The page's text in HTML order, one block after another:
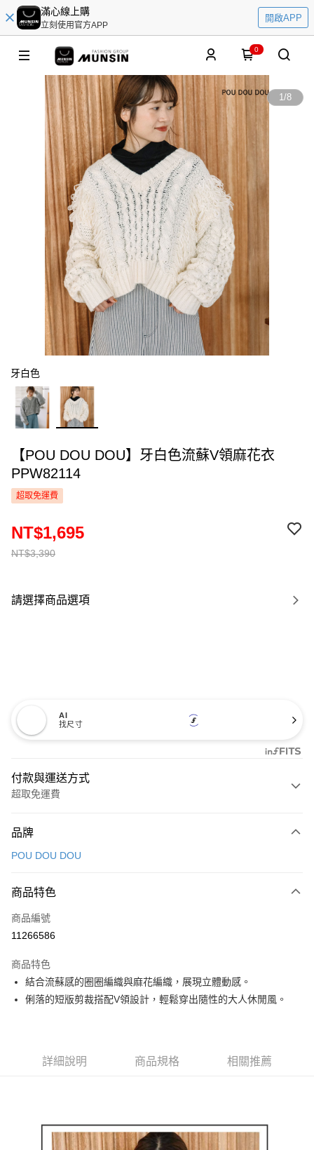
滿心線上購
立刻使用官方APP
開啟APP
0
1/8
牙白色
【POU DOU DOU】牙白色流蘇V領麻花衣
PPW82114
超取免運費
NT$3,390
NT$1,695
請選擇商品選項
AI
找尺寸
付款與運送方式
超取免運費
信用卡一次付款
LINE Pay
Apple Pay
悠遊付
大哥付你分期
2.付款方式選擇「大哥付你分期」，訂單成立後會自動跳轉到大哥付的交易
流程，驗證手機門號後，選擇欲分期的期數、繳款截止日，確認付款後即完
法說明評估內容。
【繳款方式說明】
相關說明
２．便利：只要手機號碼，簡訊認證，即可結帳。
３．安心：先確認商品／服務後，再付款。
全家取貨付款
品牌
POU DOU DOU
商品特色
商品編號
11266586
商品特色
結合流蘇感的圈圈編織與麻花編織，展現立體動感。
俐落的短版剪裁搭配V領設計，輕鬆穿出隨性的大人休閒風。
詳細說明 商品規格 相關推薦